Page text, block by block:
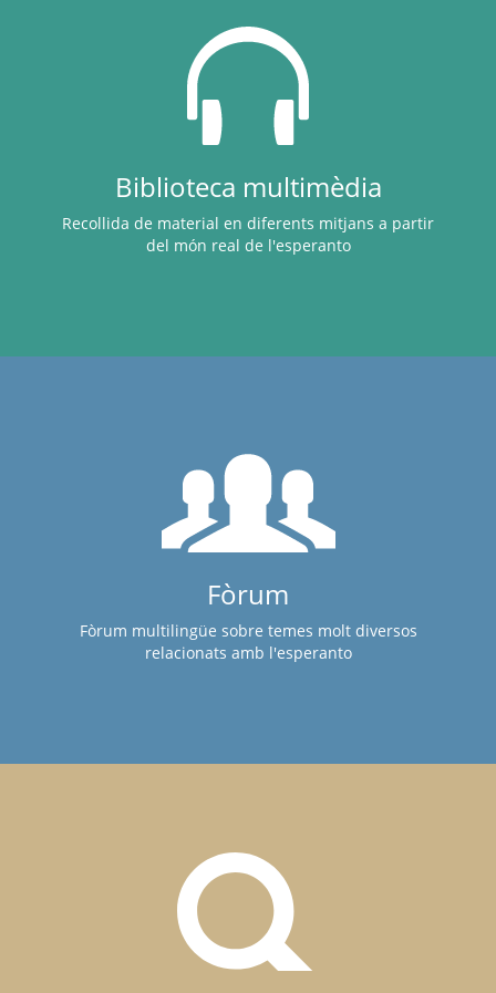
Biblioteca multimèdia
Recollida de material en diferents mitjans a partir
del món real de l'esperanto
Fòrum
Fòrum multilingüe sobre temes molt diversos
relacionats amb l'esperanto